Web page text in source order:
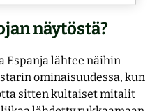
näytöstä?
Espanja lähtee näihin
ominaisuudessa, kun
sitten kultaiset mitalit